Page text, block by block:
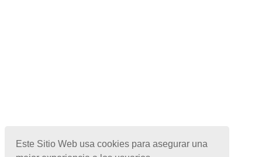
Este Sitio Web usa cookies para asegurar una